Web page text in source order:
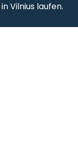
Vilnius laufen.